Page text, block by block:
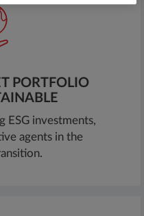
PORTFOLIO
ESG investments,
agents in the